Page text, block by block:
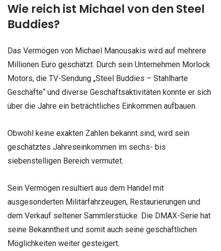
Wie reich ist Michael von den Steel
Buddies?
Das Vermögen von Michael Manousakis wird auf mehrere
Millionen Euro geschätzt. Durch sein Unternehmen Morlock
Motors, die TV-Sendung „Steel Buddies – Stahlharte
Geschäfte“ und diverse Geschäftsaktivitäten konnte er sich
über die Jahre ein beträchtliches Einkommen aufbauen.
Obwohl keine exakten Zahlen bekannt sind, wird sein
geschätztes Jahreseinkommen im sechs- bis
siebenstelligen Bereich vermutet.
Sein Vermögen resultiert aus dem Handel mit
ausgesonderten Militärfahrzeugen, Restaurierungen und
dem Verkauf seltener Sammlerstücke. Die DMAX-Serie hat
seine Bekanntheit und somit auch seine geschäftlichen
Möglichkeiten weiter gesteigert.